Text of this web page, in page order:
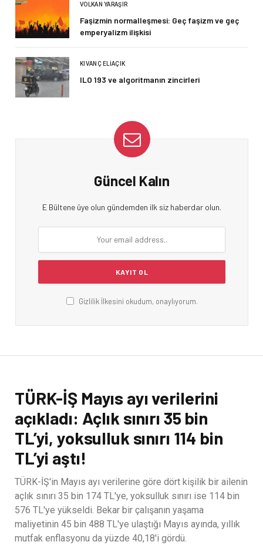
VOLKAN YARAŞIR
Faşizmin normalleşmesi: Geç faşizm ve geç
emperyalizm ilişkisi
KIVANÇ ELIAÇIK
ILO 193 ve algoritmanın zincirleri
Güncel Kalın
E Bültene üye olun gündemden ilk siz haberdar olun.
Gizlilik İlkesini okudum, onaylıyorum.
TÜRK-İŞ Mayıs ayı verilerini
açıkladı: Açlık sınırı 35 bin
TL’yi, yoksulluk sınırı 114 bin
TL’yi aştı!
TÜRK-İŞ'in Mayıs ayı verilerine göre dört kişilik bir ailenin
açlık sınırı 35 bin 174 TL'ye, yoksulluk sınırı ise 114 bin
576 TL'ye yükseldi. Bekar bir çalışanın yaşama
maliyetinin 45 bin 488 TL'ye ulaştığı Mayıs ayında, yıllık
mutfak enflasyonu da yüzde 40,18'i gördü.